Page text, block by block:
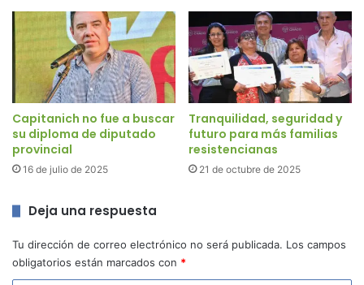
Capitanich no fue a buscar
su diploma de diputado
provincial
16 de julio de 2025
Tranquilidad, seguridad y
futuro para más familias
resistencianas
21 de octubre de 2025
Deja una respuesta
Tu dirección de correo electrónico no será publicada. Los campos
obligatorios están marcados con *